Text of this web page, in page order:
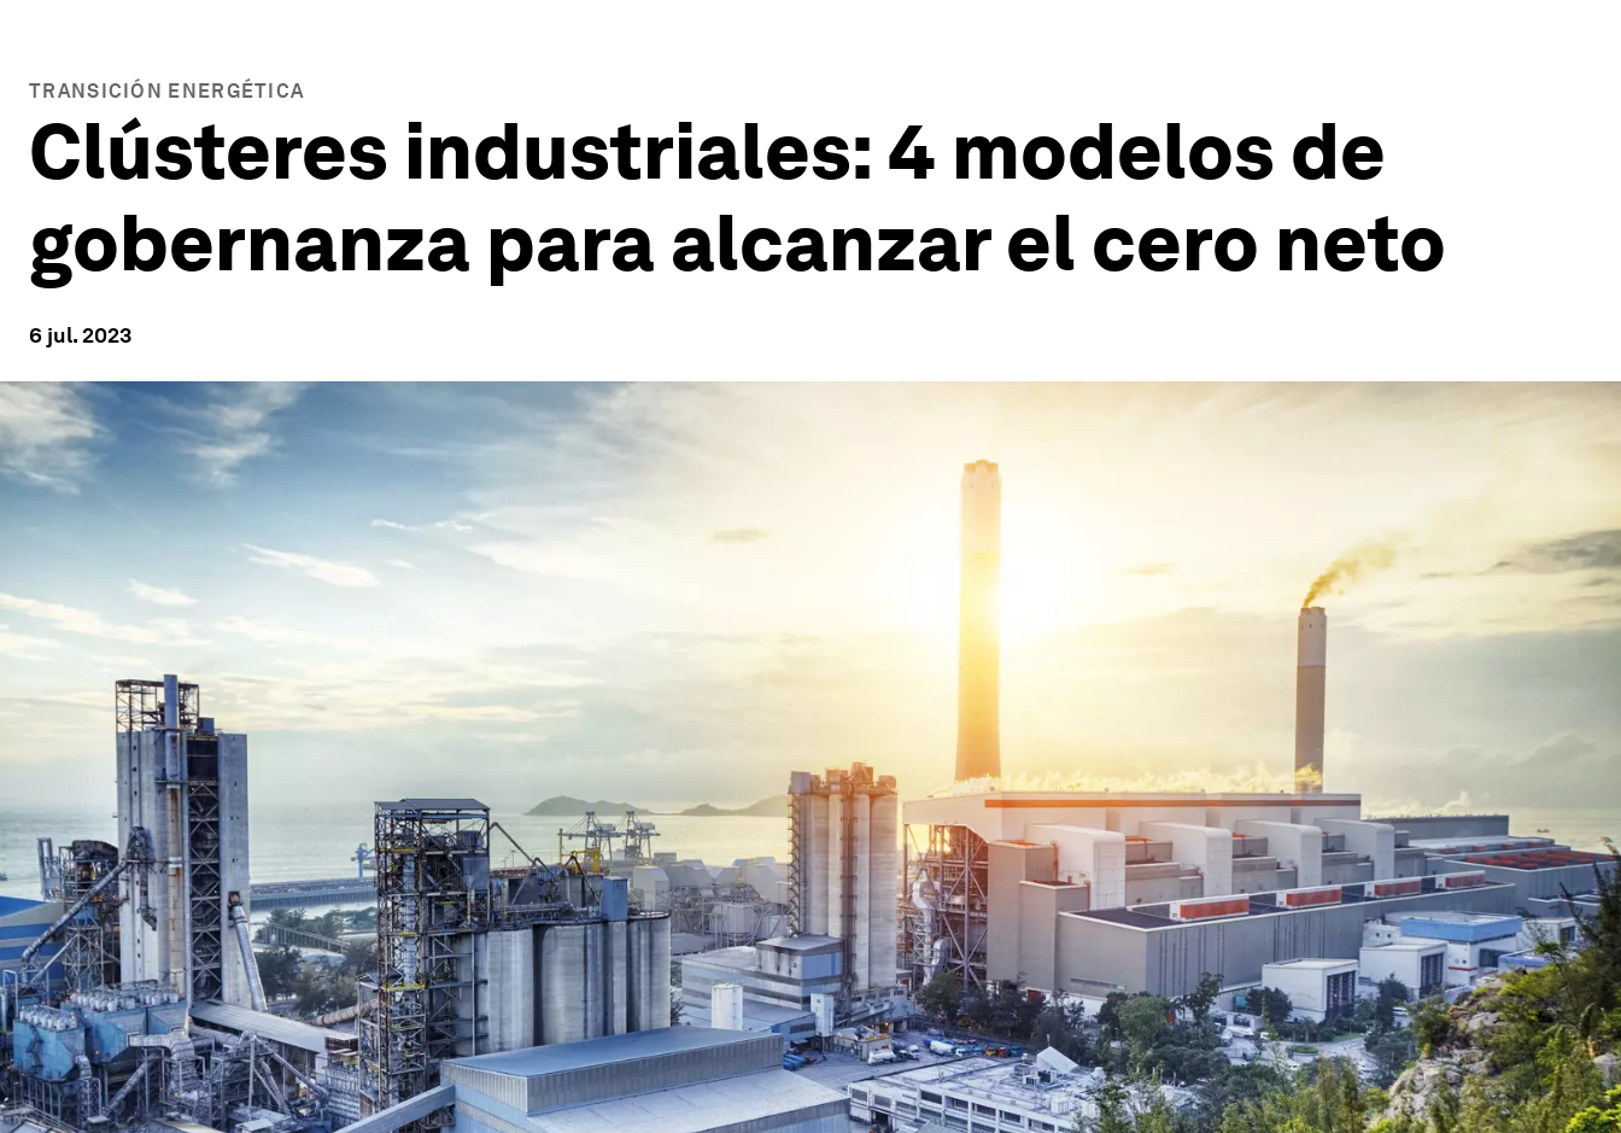
TRANSICIÓN ENERGÉTICA
Clústeres industriales: 4 modelos de
gobernanza para alcanzar el cero neto
6 jul. 2023